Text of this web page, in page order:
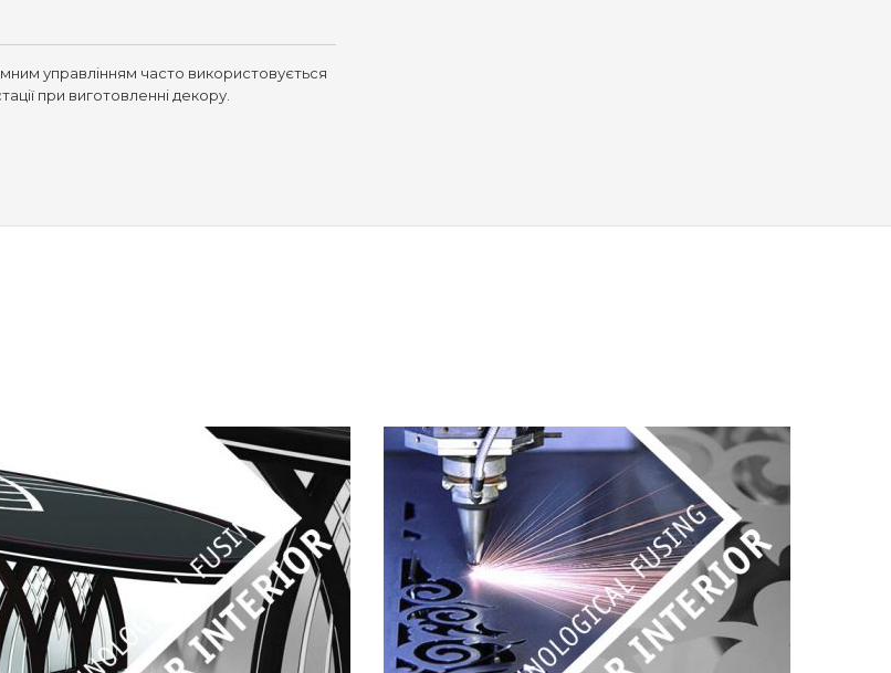
управлінням часто використовується
при виготовленні декору.